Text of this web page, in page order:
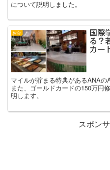
について説明しました。
お金
国際
る？
カー
マイルが貯まる特典があるANAの
また、ゴールドカードの150万円
明します。
スポン